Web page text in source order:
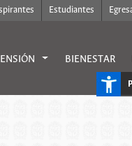
Estudiantes
BIENESTAR